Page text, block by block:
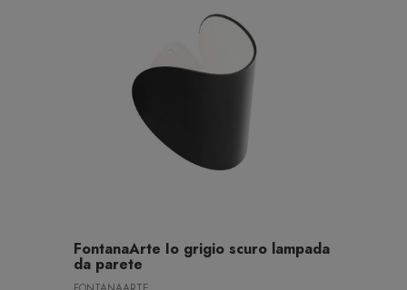
FontanaArte Io grigio scuro lampada
da parete